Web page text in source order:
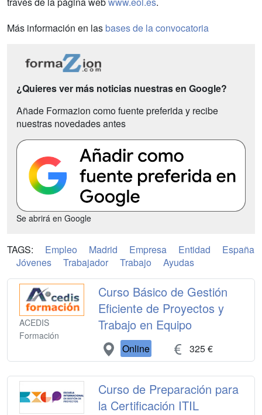
Más información en lasbases de la convocatoria
¿Quieres ver más noticias nuestras en Google?
Añade Formazion como fuente preferida y recibe
nuestras novedades antes
Se abrirá en Google
TAGS: Empleo Madrid Empresa Entidad
España
Jóvenes
Trabajador Trabajo Ayudas
ACEDIS
Formación
Curso Básico de Gestión
Eficiente de Proyectos y
Trabajo en Equipo
Online 325 €
Curso de Preparación para
la Certificación ITIL